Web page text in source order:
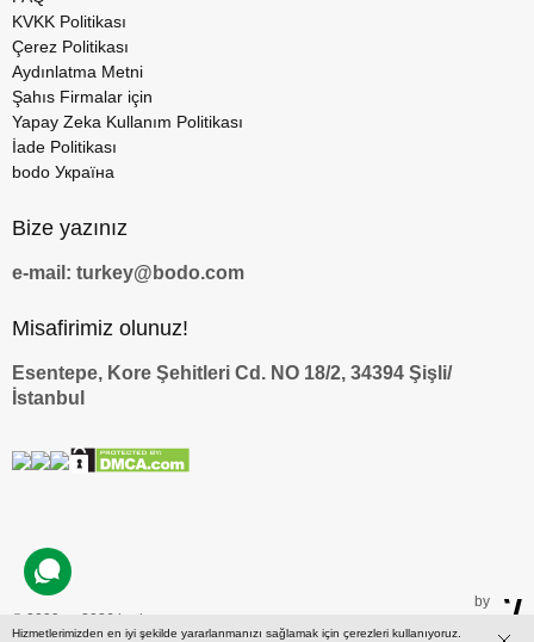
KVKK Politikası
Çerez Politikası
Aydınlatma Metni
Şahıs Firmalar için
Yapay Zeka Kullanım Politikası
İade Politikası
bodo Україна
Bize yazınız
e-mail: turkey@bodo.com
Misafirimiz olunuz!
Esentepe, Kore Şehitleri Cd. NO 18/2, 34394 Şişli/
İstanbul
© 2009 — 2026 bodo.com
by
Hizmetlerimizden en iyi şekilde yararlanmanızı sağlamak için çerezleri kullanıyoruz.